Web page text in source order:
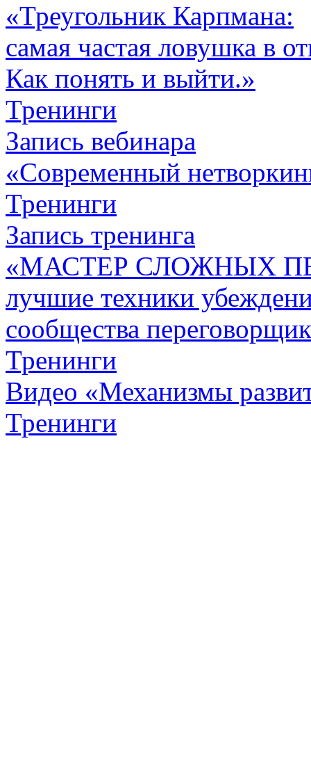
«Треугольник Карпмана:
самая частая ловушка в
Как понять и выйти.»
Тренинги
Запись вебинара
«Современный
Тренинги
Запись тренинга
«МАСТЕР СЛОЖНЫХ
лучшие техники
сообщества
Тренинги
Видео «Механизмы
Тренинги